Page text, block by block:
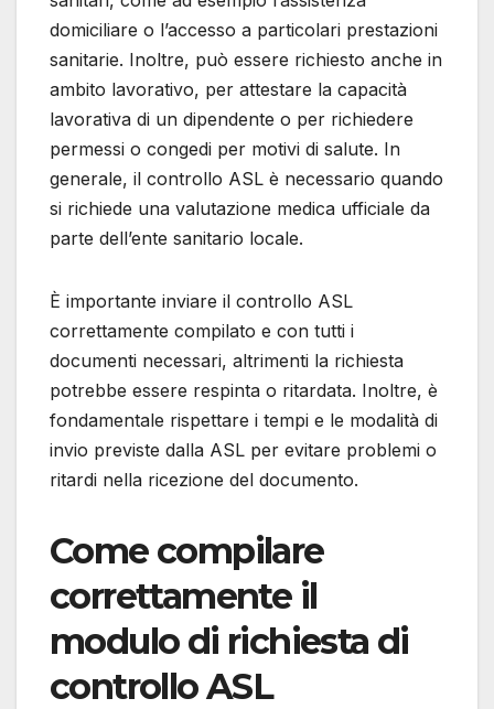
domiciliare o l’accesso a particolari prestazioni
sanitarie. Inoltre, può essere richiesto anche in
ambito lavorativo, per attestare la capacità
lavorativa di un dipendente o per richiedere
permessi o congedi per motivi di salute. In
generale, il controllo ASL è necessario quando
si richiede una valutazione medica ufficiale da
parte dell’ente sanitario locale.
È importante inviare il controllo ASL
correttamente compilato e con tutti i
documenti necessari, altrimenti la richiesta
potrebbe essere respinta o ritardata. Inoltre, è
fondamentale rispettare i tempi e le modalità di
invio previste dalla ASL per evitare problemi o
ritardi nella ricezione del documento.
Come compilare
correttamente il
modulo di richiesta di
controllo ASL